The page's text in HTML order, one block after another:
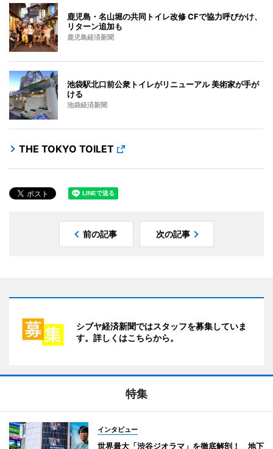
鹿児島・名山堀の共同トイレ改修 CFで協力呼びかけ、
リターン追加も
鹿児島経済新聞
池袋駅北口前公衆トイレがリニューアル 美術家が手が
ける
池袋経済新聞
THE TOKYO TOILET
前の記事 次の記事
シブヤ経済新聞ではスタッフを募集していま
す。詳しくはこちらから。
特集
インタビュー
世界最大「渋谷ジオラマ」を徹底解剖！ 地下